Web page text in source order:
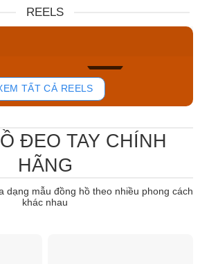
REELS
761
TẤT CẢ REELS
ĐEO TAY CHÍNH
HÃNG
dạng mẫu đồng hồ theo nhiều phong cách
khác nhau